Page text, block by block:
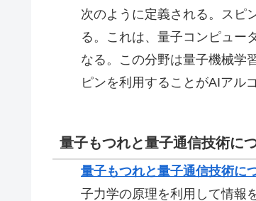
次のように定義される。スピ
る。これは、量子コンピュー
なる。この分野は量子機械学
ピンを利用することがAIアル
量子もつれと量子通信技術に
量子もつれと量子通信技術に
子力学の原理を利用して情報